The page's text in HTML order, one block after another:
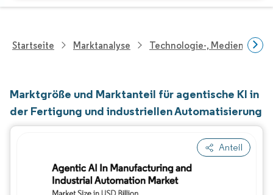
Startseite Marktanalyse Technologie-, Medien- Und
Marktgröße und Marktanteil für agentische KI in
der Fertigung und industriellen Automatisierung
Anteil